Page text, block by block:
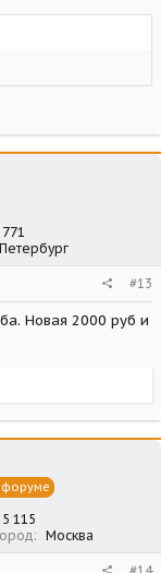
771
#13
Новая 2000 руб и
форуме
5 115
Москва